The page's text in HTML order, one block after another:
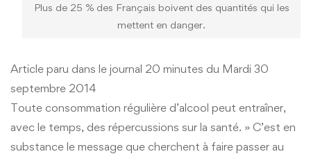
Plus de 25 % des Français boivent des quantités qui les
mettent en danger.
Article paru dans le journal 20 minutes du Mardi 30
septembre 2014
Toute consommation régulière d’alcool peut entraîner,
avec le temps, des répercussions sur la santé. » C’est en
substance le message que cherchent à faire passer au